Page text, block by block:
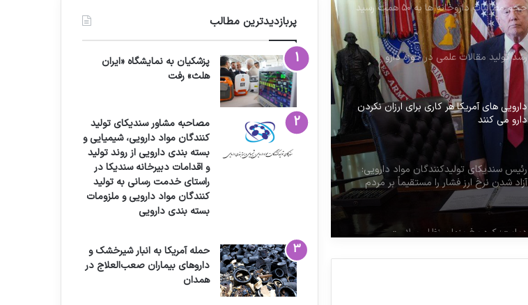
حجم مطالبات داروخانه ها به ۵۰ همت رسید
رشد تولید مقالات علمی در حوزه دارو
دارویی های آمریکا هر کاری برای ارزان نکردن
دارو می کنند
رئیس سندیکای تولیدکنندگان مواد دارویی:
آزاد شدن نرخ ارز فشار را مستقیماً بر مردم
خواهد آورد و قیمت دارو را تا حد غیرقابل
کنترلی افزایش خواهد داد
دیابت؛ کوه یخ پنهان نظام سلامت
پربازدیدترین مطالب
پزشکیان به نمایشگاه «ایران
هلث» رفت
مصاحبه مشاور سندیکای تولید
کنندگان مواد دارویی، شیمیایی و
بسته بندی دارویی از روند تولید
و اقدامات دبیرخانه سندیکا در
راستای خدمت رسانی به تولید
کنندگان مواد دارویی و ملزومات
بسته بندی دارویی
حمله آمریکا به انبار شیرخشک و
داروهای بیماران صعب‌العلاج در
همدان